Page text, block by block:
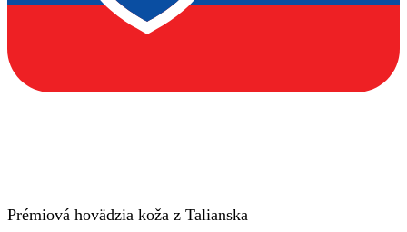
Prémiová hovädzia koža z Talianska